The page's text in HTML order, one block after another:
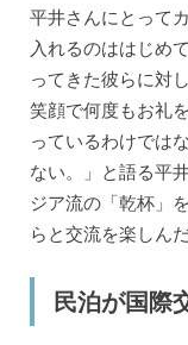
平井さんにとって
入れるのははじめ
ってきた彼らに対
笑顔で何度もお礼
っているわけでは
ない。」と語る平
ジア流の「乾杯」
らと交流を楽しんだ
民泊が国際